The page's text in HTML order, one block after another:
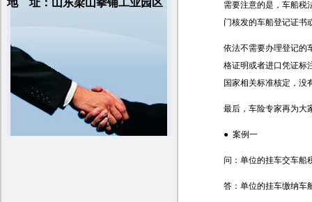
地 址：山东梁山拳铺工业园区
需要注意的是，车船税
门核发的车船登记证书
依法不需要办理登记的
格证明或者进口凭证标
国家相关标准核定，没
最后，车险专家再为大
● 案例一
问：单位的挂车交车船
答：单位的挂车缴纳车